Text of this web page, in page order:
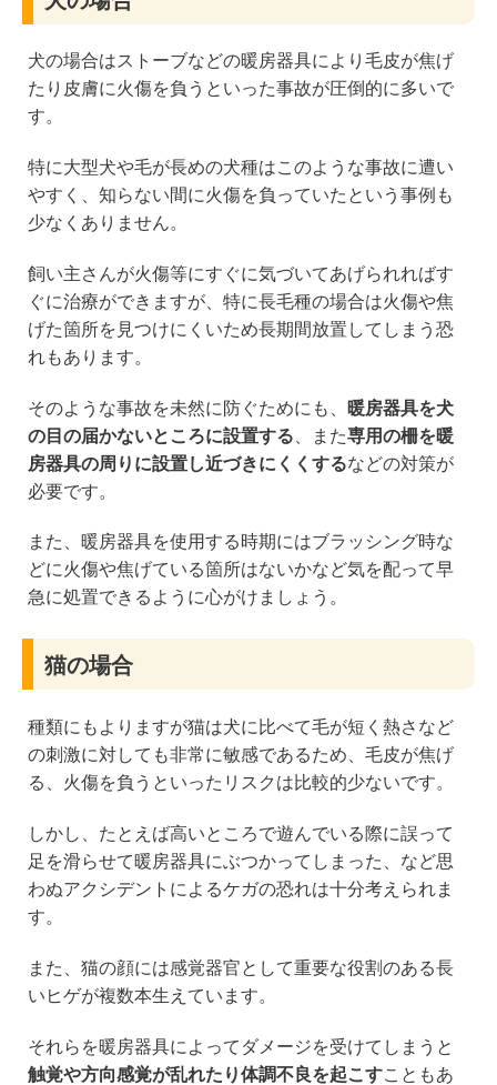
犬の場合はストーブなどの暖房器具により毛皮が焦げ
たり皮膚に火傷を負うといった事故が圧倒的に多いで
す。
特に大型犬や毛が長めの犬種はこのような事故に遭い
やすく、知らない間に火傷を負っていたという事例も
少なくありません。
飼い主さんが火傷等にすぐに気づいてあげられればす
ぐに治療ができますが、特に長毛種の場合は火傷や焦
げた箇所を見つけにくいため長期間放置してしまう恐
れもあります。
そのような事故を未然に防ぐためにも、
暖房器具を犬
の目の届かないところに設置する 、また専用の柵を暖
房器具の周りに設置し近づきにくくするなどの対策が
必要です。
また、暖房器具を使用する時期にはブラッシング時な
どに火傷や焦げている箇所はないかなど気を配って早
急に処置できるように心がけましょう。
猫の場合
種類にもよりますが猫は犬に比べて毛が短く熱さなど
の刺激に対しても非常に敏感であるため、毛皮が焦げ
る、火傷を負うといったリスクは比較的少ないです。
しかし、たとえば高いところで遊んでいる際に誤って
足を滑らせて暖房器具にぶつかってしまった、など思
わぬアクシデントによるケガの恐れは十分考えられま
す。
また、猫の顔には感覚器官として重要な役割のある長
いヒゲが複数本生えています。
それらを暖房器具によってダメージを受けてしまうと
触覚や方向感覚が乱れたり体調不良を起こすこともあ